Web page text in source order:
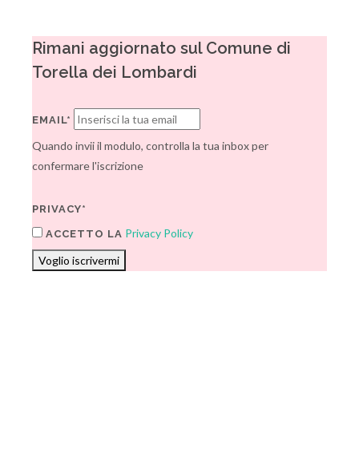
Rimani aggiornato sul Comune di
Torella dei Lombardi
EMAIL*
Quando invii il modulo, controlla la tua inbox per
confermare l'iscrizione
PRIVACY*
ACCETTO LA Privacy Policy
Voglio iscrivermi